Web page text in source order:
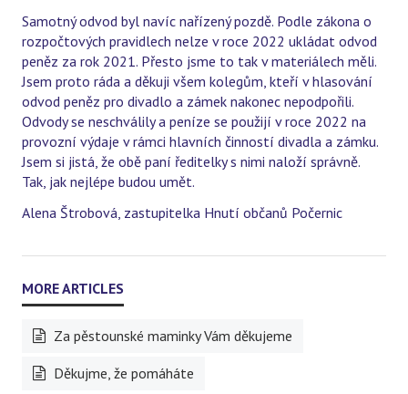
Samotný odvod byl navíc nařízený pozdě. Podle zákona o
rozpočtových pravidlech nelze v roce 2022 ukládat odvod
peněz za rok 2021. Přesto jsme to tak v materiálech měli.
Jsem proto ráda a děkuji všem kolegům, kteří v hlasování
odvod peněz pro divadlo a zámek nakonec nepodpořili.
Odvody se neschválily a peníze se použijí v roce 2022 na
provozní výdaje v rámci hlavních činností divadla a zámku.
Jsem si jistá, že obě paní ředitelky s nimi naloží správně.
Tak, jak nejlépe budou umět.
Alena Štrobová, zastupitelka Hnutí občanů Počernic
Za pěstounské maminky Vám děkujeme
Děkujme, že pomáháte